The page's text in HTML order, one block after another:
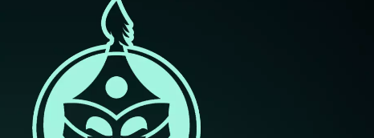
如何使用促销代码
如何使用促销代码
由KARRIGAN倾情推荐
团队 THE MONGOLZ
CS2CODES.CN社区与电子竞技